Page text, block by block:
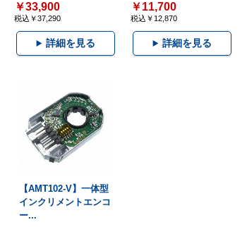
￥33,900
税込￥37,290
詳細を見る
￥11,700
税込￥12,870
詳細を見る
【AMT102-V】一体型
インクリメントエンコ
ー...